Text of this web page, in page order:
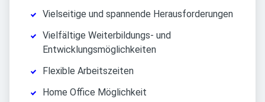
Vielseitige und spannende Herausforderungen
Vielfältige Weiterbildungs- und
Entwicklungsmöglichkeiten
Flexible Arbeitszeiten
Home Office Möglichkeit